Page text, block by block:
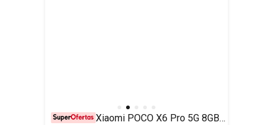
Xiaomi POCO X6 Pro 5G 8GB/256GB 12GB/512GB NFC EU Charger Global Version Teléfono móvil